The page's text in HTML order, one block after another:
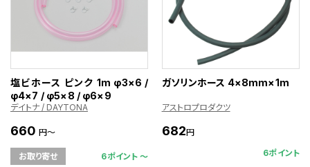
塩ビホース ピンク 1m φ3×6 /
φ4×7 / φ5×8 / φ6×9
デイトナ / DAYTONA
660 円～
お取り寄せ 6ポイント 〜
ガソリンホース 4×8mm×1m
アストロプロダクツ
682円
6ポイント